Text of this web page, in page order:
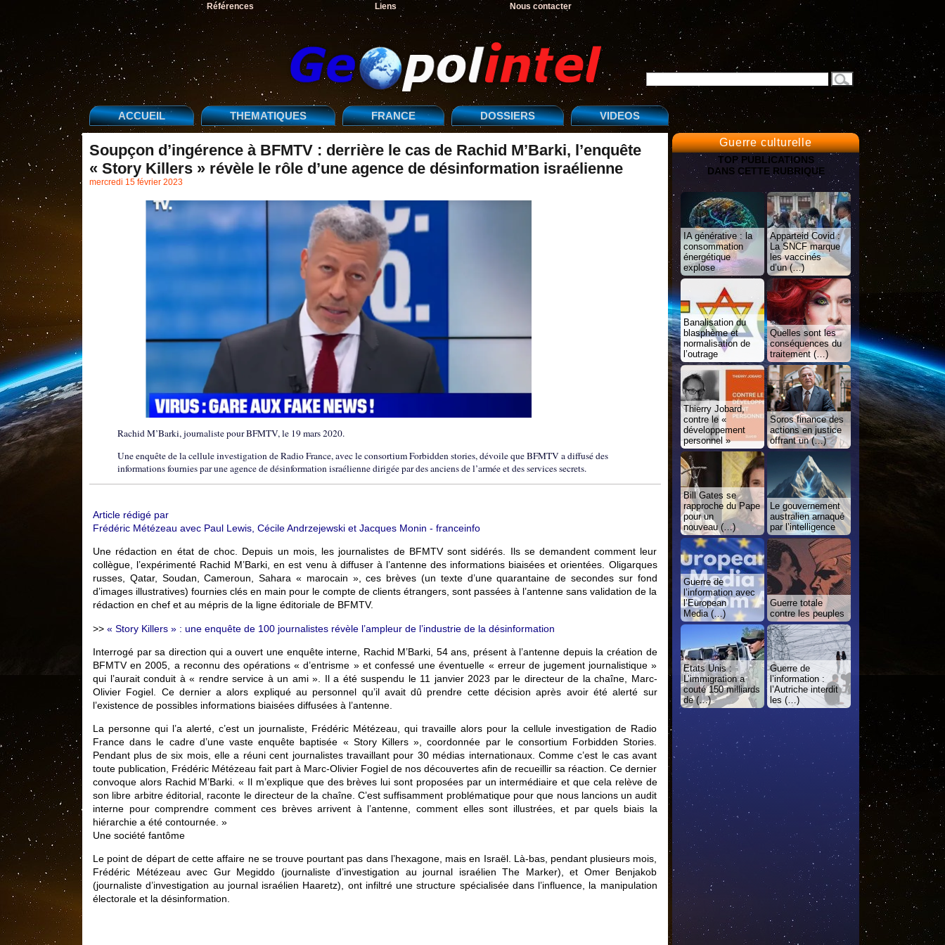
Références Liens Nous contacter
ACCUEIL THEMATIQUES FRANCE DOSSIERS VIDEOS
Soupçon d’ingérence à BFMTV : derrière le cas de Rachid M’Barki, l’enquête
« Story Killers » révèle le rôle d’une agence de désinformation israélienne
mercredi 15 février 2023
Rachid M’Barki, journaliste pour BFMTV, le 19 mars 2020.
Une enquête de la cellule investigation de Radio France, avec le consortium Forbidden stories, dévoile que BFMTV a diffusé des
informations fournies par une agence de désinformation israélienne dirigée par des anciens de l’armée et des services secrets.
Article rédigé par
Frédéric Métézeau avec Paul Lewis, Cécile Andrzejewski et Jacques Monin - franceinfo
Une rédaction en état de choc. Depuis un mois, les journalistes de BFMTV sont sidérés. Ils se demandent comment leur
collègue, l’expérimenté Rachid M’Barki, en est venu à diffuser à l’antenne des informations biaisées et orientées. Oligarques
russes, Qatar, Soudan, Cameroun, Sahara « marocain », ces brèves (un texte d’une quarantaine de secondes sur fond
d’images illustratives) fournies clés en main pour le compte de clients étrangers, sont passées à l’antenne sans validation de la
rédaction en chef et au mépris de la ligne éditoriale de BFMTV.
>> « Story Killers » : une enquête de 100 journalistes révèle l’ampleur de l’industrie de la désinformation
Interrogé par sa direction qui a ouvert une enquête interne, Rachid M’Barki, 54 ans, présent à l’antenne depuis la création de
BFMTV en 2005, a reconnu des opérations « d’entrisme » et confessé une éventuelle « erreur de jugement journalistique »
qui l’aurait conduit à « rendre service à un ami ». Il a été suspendu le 11 janvier 2023 par le directeur de la chaîne, Marc-
Olivier Fogiel. Ce dernier a alors expliqué au personnel qu’il avait dû prendre cette décision après avoir été alerté sur
l’existence de possibles informations biaisées diffusées à l’antenne.
La personne qui l’a alerté, c’est un journaliste, Frédéric Métézeau, qui travaille alors pour la cellule investigation de Radio
France dans le cadre d’une vaste enquête baptisée « Story Killers », coordonnée par le consortium Forbidden Stories.
Pendant plus de six mois, elle a réuni cent journalistes travaillant pour 30 médias internationaux. Comme c’est le cas avant
toute publication, Frédéric Métézeau fait part à Marc-Olivier Fogiel de nos découvertes afin de recueillir sa réaction. Ce dernier
convoque alors Rachid M’Barki. « Il m’explique que des brèves lui sont proposées par un intermédiaire et que cela relève de
son libre arbitre éditorial, raconte le directeur de la chaîne. C’est suffisamment problématique pour que nous lancions un audit
interne pour comprendre comment ces brèves arrivent à l’antenne, comment elles sont illustrées, et par quels biais la
hiérarchie a été contournée. »
Une société fantôme
Le point de départ de cette affaire ne se trouve pourtant pas dans l’hexagone, mais en Israël. Là-bas, pendant plusieurs mois,
Frédéric Métézeau avec Gur Megiddo (journaliste d’investigation au journal israélien The Marker), et Omer Benjakob
(journaliste d’investigation au journal israélien Haaretz), ont infiltré une structure spécialisée dans l’influence, la manipulation
électorale et la désinformation.
Guerre culturelle
TOP PUBLICATIONS
DANS CETTE RUBRIQUE
IA générative : la
consommation
énergétique
explose
Apparteid Covid :
La SNCF marque
les vaccinés
d’un (…)
Banalisation du
blasphème et
normalisation de
l’outrage
Quelles sont les
conséquences du
traitement (…)
Thierry Jobard,
contre le «
développement
personnel »
Soros finance des
actions en justice
offrant un (…)
Bill Gates se
rapproche du Pape
pour un
nouveau (…)
Le gouvernement
australien arnaqué
par l’intelligence
Guerre de
l’information avec
l’European
Media (…)
Guerre totale
contre les peuples
Etats Unis :
L’immigration a
couté 150 milliards
de (…)
Guerre de
l’information :
l’Autriche interdit
les (…)